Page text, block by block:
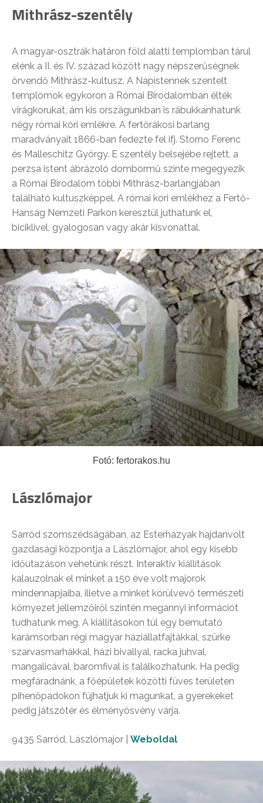
Mithrász-szentély
A magyar-osztrák határon föld alatti templomban tárul
elénk a II. és IV. század között nagy népszerűségnek
örvendő Mithrász-kultusz. A Napistennek szentelt
templomok egykoron a Római Birodalomban élték
virágkorukat, ám kis országunkban is rábukkanhatunk
négy római kori emlékre. A fertőrákosi barlang
maradványait 1866-ban fedezte fel ifj. Storno Ferenc
és Malleschitz György. E szentély belsejébe rejtett, a
perzsa istent ábrázoló dombormű szinte megegyezik
a Római Birodalom többi Mithrász-barlangjában
található kultuszképpel. A római kori emlékhez a Fertő-
Hanság Nemzeti Parkon keresztül juthatunk el,
biciklivel, gyalogosan vagy akár kisvonattal.
Fotó: fertorakos.hu
Lászlómajor
Sarród szomszédságában, az Esterházyak hajdanvolt
gazdasági központja a Lászlómajor, ahol egy kisebb
időutazáson vehetünk részt. Interaktív kiállítások
kalauzolnak el minket a 150 éve volt majorok
mindennapjaiba, illetve a minket körülvevő természeti
környezet jellemzőiről szintén megannyi információt
tudhatunk meg. A kiállításokon túl egy bemutató
karámsorban régi magyar háziállatfajtákkal, szürke
szarvasmarhákkal, házi bivallyal, racka juhval,
mangalicával, baromfival is találkozhatunk. Ha pedig
megfáradnánk, a főépületek közötti füves területen
pihenőpadokon fújhatjuk ki magunkat, a gyerekeket
pedig játszótér és élményösvény várja.
9435 Sarród, Lászlómajor | Weboldal